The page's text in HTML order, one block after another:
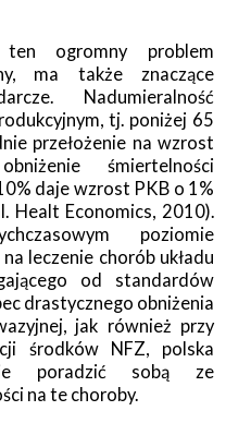
ogromny problem
ma także znaczące
Nadumieralność
tj. poniżej 65
przełożenie na wzrost
śmiertelności
daje wzrost PKB o 1%
Healt Economics, 2010).
poziomie
leczenie chorób układu
od standardów
drastycznego obniżenia
jak również przy
środków NFZ, polska
poradzić sobą ze
na te choroby.